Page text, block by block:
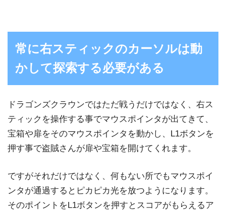
常に右スティックのカーソルは動
かして探索する必要がある
ドラゴンズクラウンではただ戦うだけではなく、右ス
ティックを操作する事でマウスポインタが出てきて、
宝箱や扉をそのマウスポインタを動かし、L1ボタンを
押す事で盗賊さんが扉や宝箱を開けてくれます。
ですがそれだけではなく、何もない所でもマウスポイ
ンタが通過するとピカピカ光を放つようになります。
そのポイントをL1ボタンを押すとスコアがもらえるア